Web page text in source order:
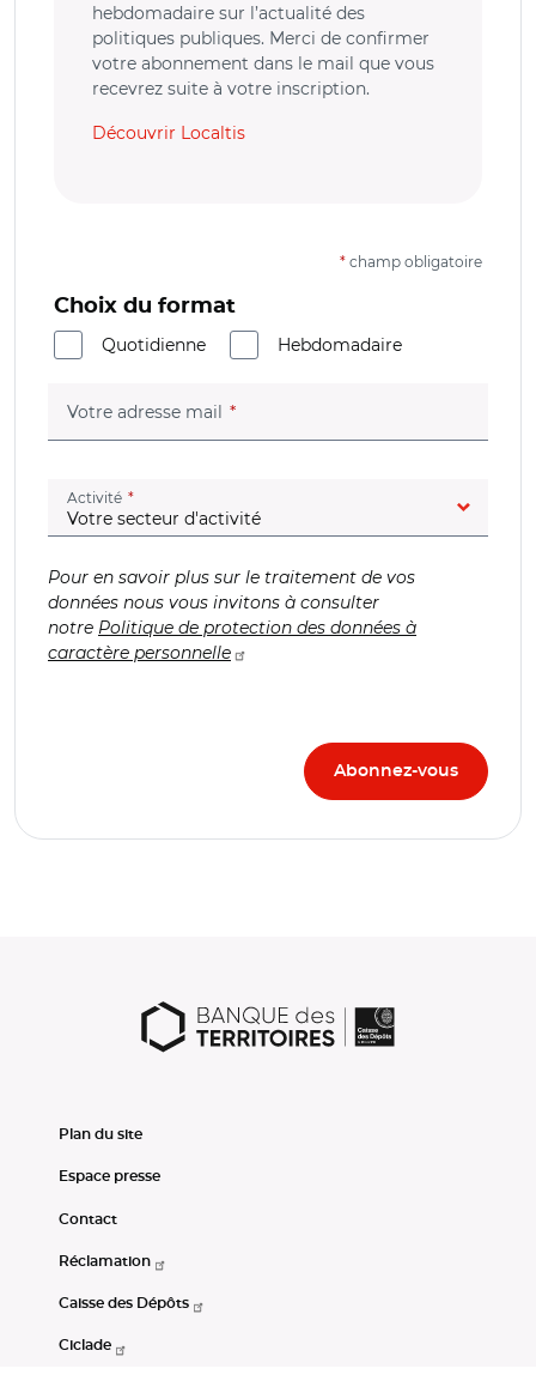
hebdomadaire sur l’actualité des
politiques publiques. Merci de confirmer
votre abonnement dans le mail que vous
recevrez suite à votre inscription.
Découvrir Localtis
* champ obligatoire
Choix du format
Quotidienne
Hebdomadaire
Votre adresse mail (champ obligatoire)
Activité (champ obligatoire)
Pour en savoir plus sur le traitement de vos
données nous vous invitons à consulter
notre Politique de protection des données à
caractère personnelle
Plan du site
Espace presse
Contact
Réclamation
Caisse des Dépôts
Ciclade